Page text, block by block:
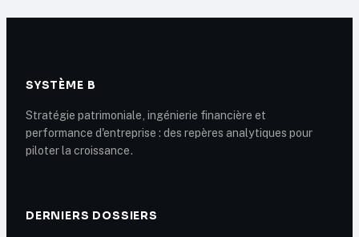
SYSTÈME B
Stratégie patrimoniale, ingénierie financière et
performance d'entreprise : des repères analytiques pour
piloter la croissance.
DERNIERS DOSSIERS